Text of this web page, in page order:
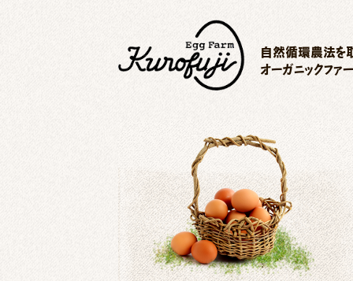
自然循環農法を
オーガニックファ